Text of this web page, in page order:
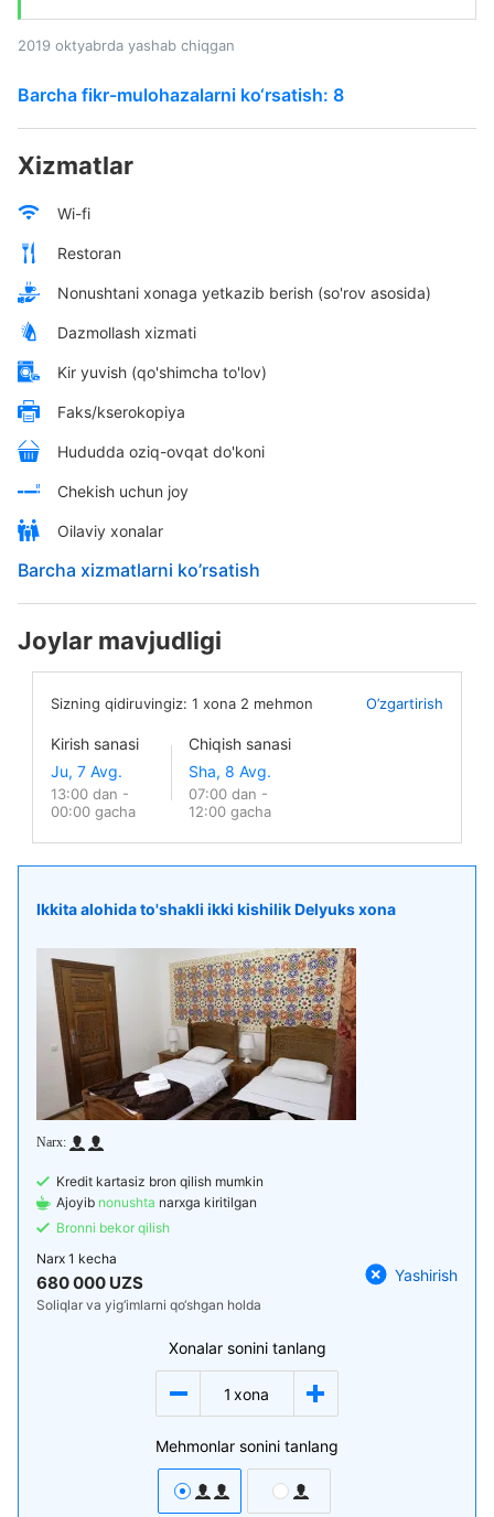
2019 oktyabrda yashab chiqgan
Barcha fikr-mulohazalarni ko‘rsatish: 8
Xizmatlar
Wi-fi
Restoran
Nonushtani xonaga yetkazib berish (so'rov asosida)
Dazmollash xizmati
Kir yuvish (qo'shimcha to'lov)
Faks/kserokopiya
Hududda oziq-ovqat do'koni
Chekish uchun joy
Oilaviy xonalar
Barcha xizmatlarni ko’rsatish
Joylar mavjudligi
Sizning qidiruvingiz: 1 xona 2 mehmon O’zgartirish
Kirish sanasi
13:00 dan -
00:00 gacha
Chiqish sanasi
07:00 dan -
12:00 gacha
Ikkita alohida to'shakli ikki kishilik Delyuks xona
Kredit kartasiz bron qilish mumkin
Ajoyib nonushta narxga kiritilgan
Bronni bekor qilish
Narx 1 kecha
680 000 UZS
Soliqlar va yig‘imlarni qo‘shgan holda
Yashirish
Xonalar sonini tanlang
1 xona
Mehmonlar sonini tanlang